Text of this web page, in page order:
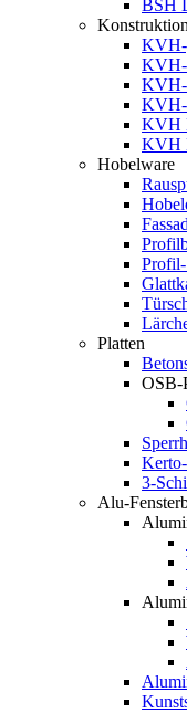
BSH
KVH-
KVH-
KVH-
KVH-
KVH
KVH
Hobelware
Profil-
Platten
OSB-
3-
Alu-